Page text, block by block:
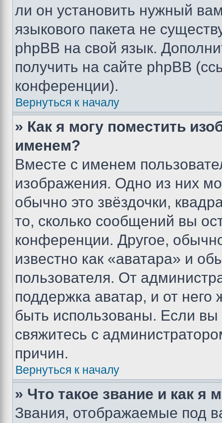
ли он установить нужный
языкового пакета не
phpBB на свой язык.
получить на сайте phpBB
конференции).
Вернуться к началу
» Как я могу поместить
именем?
Вместе с именем
изображения. Одно из них
обычно это звёздочки,
то, сколько сообщений вы
конференции. Другое,
известно как «аватара» и
пользователя. От
поддержка аватар, и от него
быть использованы. Если
свяжитесь с
причин.
Вернуться к началу
» Что такое звание и как я
Звания, отображаемые под